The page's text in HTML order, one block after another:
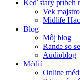
Keď starý príbeh
Vek
Midlife
Blog
Môj blog
Rande so
Audioblog
Médiá
Online